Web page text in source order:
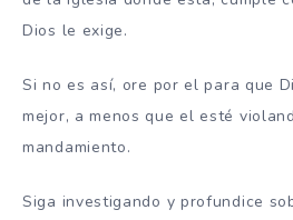
Dios le exige.
Si no es así, ore por el para que
mejor, a menos que el esté
mandamiento.
Siga investigando y profundice